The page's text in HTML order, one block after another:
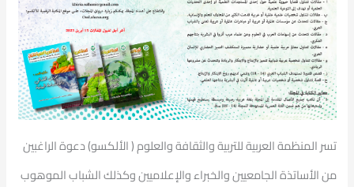
تسر المنظمة العربية للتربية والثقافة والعلوم ( الألكسو) دعوة الراغبين
من الأساتذة الجامعيين والخبراء والإعلاميين وكذلك الشباب الموهوب